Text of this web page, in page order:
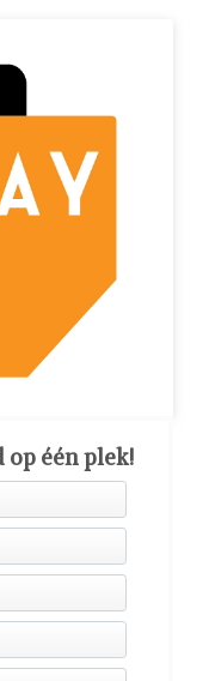
op één plek!